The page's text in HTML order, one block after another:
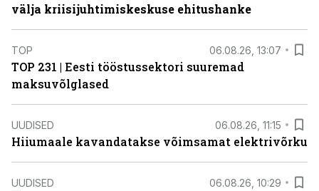
välja kriisijuhtimiskeskuse ehitushanke
TOP 06.08.26, 13:07
TOP 231 | Eesti tööstussektori suuremad
maksuvõlglased
UUDISED 06.08.26, 11:15
Hiiumaale kavandatakse võimsamat elektrivõrku
UUDISED 06.08.26, 10:29